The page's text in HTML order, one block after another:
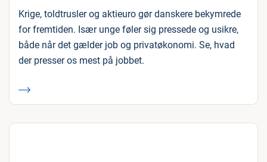
Krige, toldtrusler og aktieuro gør danskere bekymrede
for fremtiden. Især unge føler sig pressede og usikre,
både når det gælder job og privatøkonomi. Se, hvad
der presser os mest på jobbet.